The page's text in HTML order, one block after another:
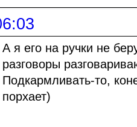
А я его на ручки не
разговоры
Подкармливать-то,
порхает)